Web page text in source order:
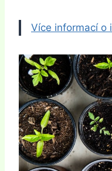
Více informací o